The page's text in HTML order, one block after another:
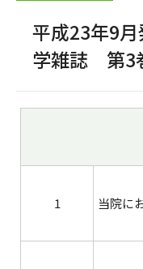
平成23年9
学雑誌 第
1 当院に